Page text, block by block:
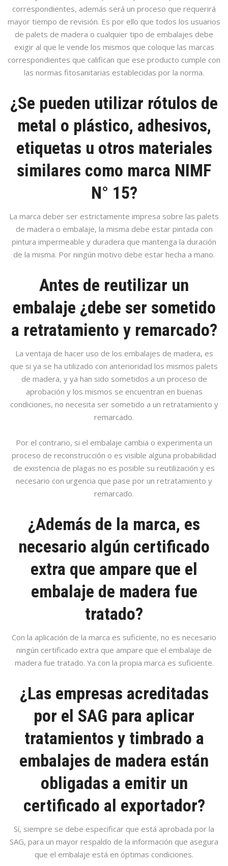
correspondientes, además será un proceso que requerirá
mayor tiempo de revisión. Es por ello que todos los usuarios
de palets de madera o cualquier tipo de embalajes debe
exigir al que le vende los mismos que coloque las marcas
correspondientes que califican que ese producto cumple con
las normas fitosanitarias establecidas por la norma.
¿Se pueden utilizar rótulos de
metal o plástico, adhesivos,
etiquetas u otros materiales
similares como marca NIMF
N° 15?
La marca deber ser estrictamente impresa sobre las palets
de madera o embalaje, la misma debe estar pintada con
pintura impermeable y duradera que mantenga la duración
de la misma. Por ningún motivo debe estar hecha a mano.
Antes de reutilizar un
embalaje ¿debe ser sometido
a retratamiento y remarcado?
La ventaja de hacer uso de los embalajes de madera, es
que si ya se ha utilizado con anterioridad los mismos palets
de madera, y ya han sido sometidos a un proceso de
aprobación y los mismos se encuentran en buenas
condiciones, no necesita ser sometido a un retratamiento y
remarcado.
Por el contrario, si el embalaje cambia o experimenta un
proceso de reconstrucción o es visible alguna probabilidad
de existencia de plagas no es posible su reutilización y es
necesario con urgencia que pase por un retratamiento y
remarcado.
¿Además de la marca, es
necesario algún certificado
extra que ampare que el
embalaje de madera fue
tratado?
Con la aplicación de la marca es suficiente, no es necesario
ningún certificado extra que ampare que el embalaje de
madera fue tratado. Ya con la propia marca es suficiente.
¿Las empresas acreditadas
por el SAG para aplicar
tratamientos y timbrado a
embalajes de madera están
obligadas a emitir un
certificado al exportador?
Sí, siempre se debe especificar que está aprobada por la
SAG, para un mayor respaldo de la información que asegura
que el embalaje está en óptimas condiciones.